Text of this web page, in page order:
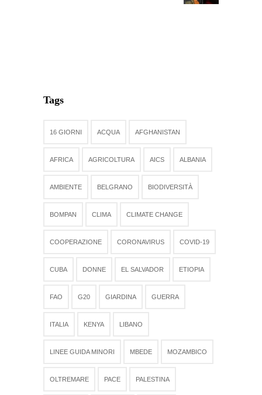
Tags
16 GIORNI ACQUA AFGHANISTAN
AFRICA AGRICOLTURA AICS ALBANIA
AMBIENTE BELGRANO BIODIVERSITÀ
BOMPAN CLIMA CLIMATE CHANGE
COOPERAZIONE CORONAVIRUS COVID-19
CUBA DONNE EL SALVADOR ETIOPIA
FAO G20 GIARDINA GUERRA
ITALIA KENYA LIBANO
LINEE GUIDA MINORI MBEDE MOZAMBICO
OLTREMARE PACE PALESTINA